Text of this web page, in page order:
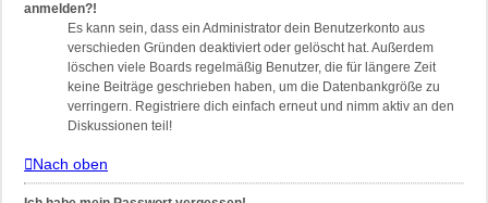
anmelden?!
Es kann sein, dass ein Administrator dein Benutzerkonto aus
verschieden Gründen deaktiviert oder gelöscht hat. Außerdem
löschen viele Boards regelmäßig Benutzer, die für längere Zeit
keine Beiträge geschrieben haben, um die Datenbankgröße zu
verringern. Registriere dich einfach erneut und nimm aktiv an den
Diskussionen teil!
Nach oben